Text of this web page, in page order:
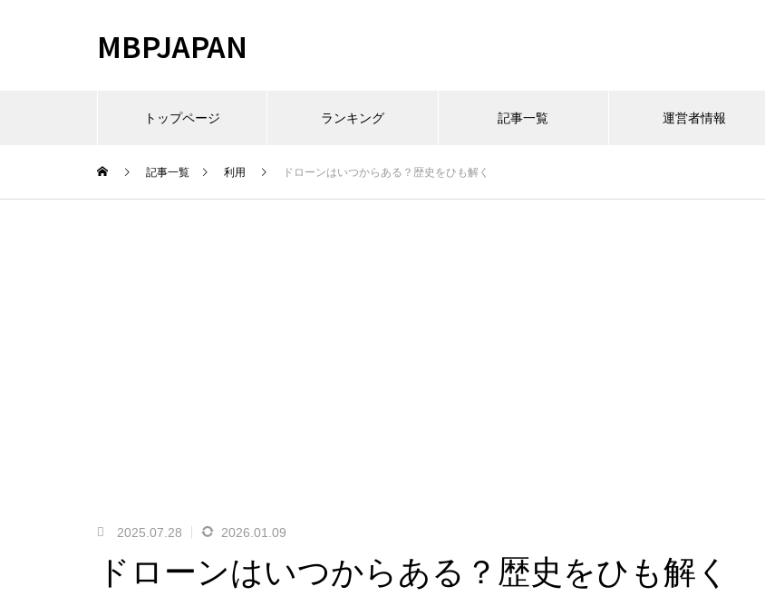
MBPJAPAN
トップページ ランキング 記事一覧 運営者情報
記事一覧 利用 ドローンはいつからある？歴史をひも解く
2025.07.28 2026.01.09
ドローンはいつからある？歴史をひも解く